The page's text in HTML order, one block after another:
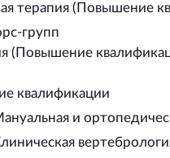
терапия (Повышение
групп
(Повышение
квалификации
и